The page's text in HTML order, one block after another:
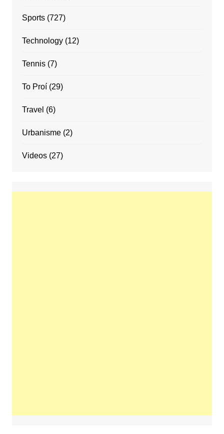
Sports(727)
Technology(12)
Tennis(7)
To Proí (29)
Travel (6)
Urbanisme(2)
Videos(27)